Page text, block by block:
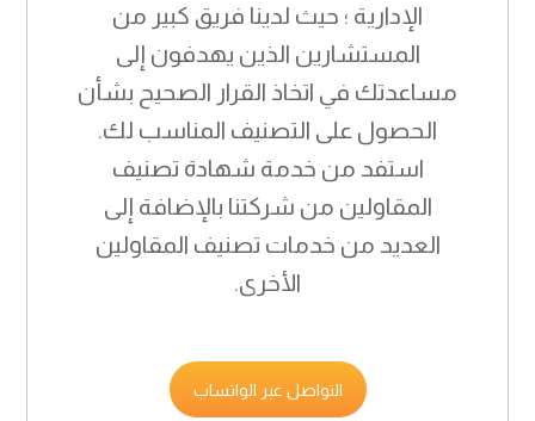
الإدارية ؛ حيث لدينا فريق كبير من
المستشارين الذين يهدفون إلى
مساعدتك في اتخاذ القرار الصحيح بشأن
الحصول على التصنيف المناسب لك.
استفد من خدمة شهادة تصنيف
المقاولين من شركتنا بالإضافة إلى
العديد من خدمات تصنيف المقاولين
الأخرى.
التواصل عبر الواتساب